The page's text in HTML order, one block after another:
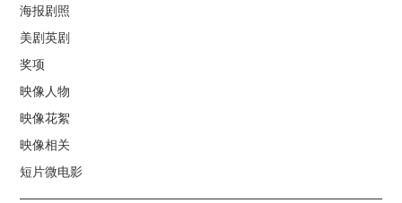
海报剧照
美剧英剧
奖项
映像人物
映像花絮
映像相关
短片微电影